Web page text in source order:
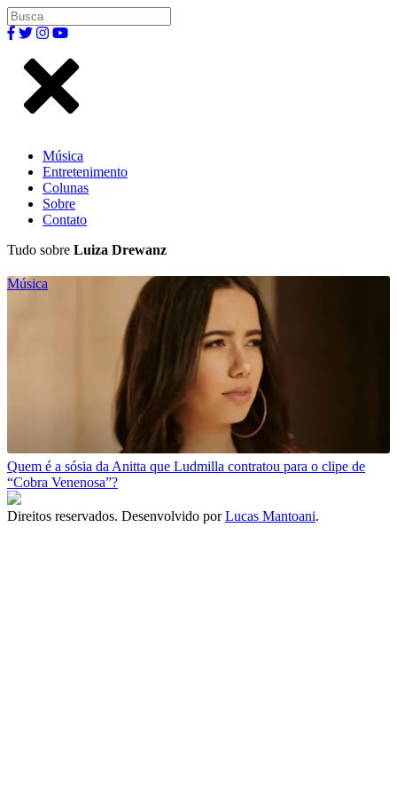
Música
Entretenimento
Colunas
Sobre
Contato
Tudo sobre Luiza Drewanz
Música
Quem é a sósia da Anitta que Ludmilla contratou para o clipe de
“Cobra Venenosa”?
Direitos reservados. Desenvolvido porLucas Mantoani.